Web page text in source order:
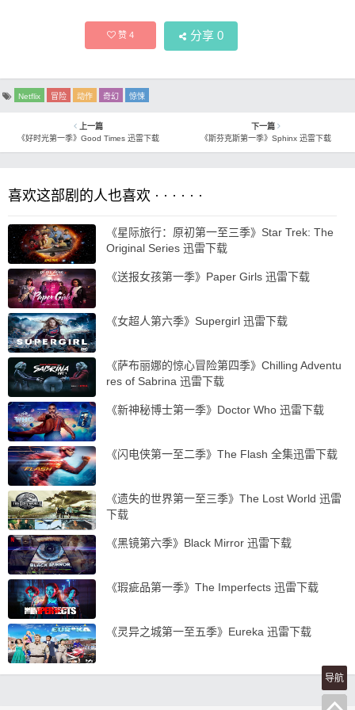
赞4 分享 0
Netflix 冒险 动作 奇幻 惊悚
上一篇
《好时光第一季》Good Times 迅雷下载
下一篇
《斯芬克斯第一季》Sphinx 迅雷下载
喜欢这部剧的人也喜欢 · · · · · ·
《星际旅行：原初第一至三季》Star Trek: The
Original Series 迅雷下载
《送报女孩第一季》Paper Girls 迅雷下载
《女超人第六季》Supergirl 迅雷下载
《萨布丽娜的惊心冒险第四季》Chilling Adventu
res of Sabrina 迅雷下载
《新神秘博士第一季》Doctor Who 迅雷下载
《闪电侠第一至二季》The Flash 全集迅雷下载
《遗失的世界第一至三季》The Lost World 迅雷
下载
《黑镜第六季》Black Mirror 迅雷下载
《瑕疵品第一季》The Imperfects 迅雷下载
《灵异之城第一至五季》Eureka 迅雷下载
导航